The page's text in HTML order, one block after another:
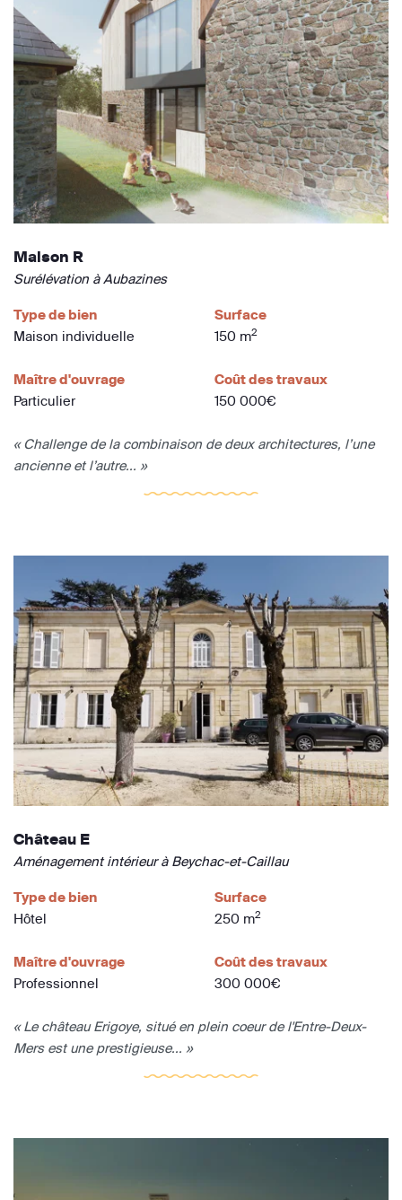
Maison R
Surélévation à Aubazines
Type de bien
Maison individuelle
Surface
150 m2
Maître d'ouvrage
Particulier
Coût des travaux
150 000€
« Challenge de la combinaison de deux architectures, l’une
ancienne et l’autre... »
Château E
Aménagement intérieur à Beychac-et-Caillau
Type de bien
Hôtel
Surface
250 m2
Maître d'ouvrage
Professionnel
Coût des travaux
300 000€
« Le château Erigoye, situé en plein coeur de l'Entre-Deux-
Mers est une prestigieuse... »